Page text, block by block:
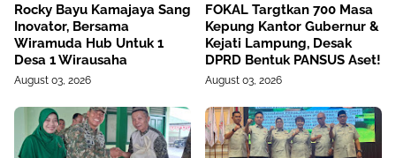
Rocky Bayu Kamajaya Sang
Inovator, Bersama
Wiramuda Hub Untuk 1
Desa 1 Wirausaha
August 03, 2026
FOKAL Targtkan 700 Masa
Kepung Kantor Gubernur &
Kejati Lampung, Desak
DPRD Bentuk PANSUS Aset!
August 03, 2026